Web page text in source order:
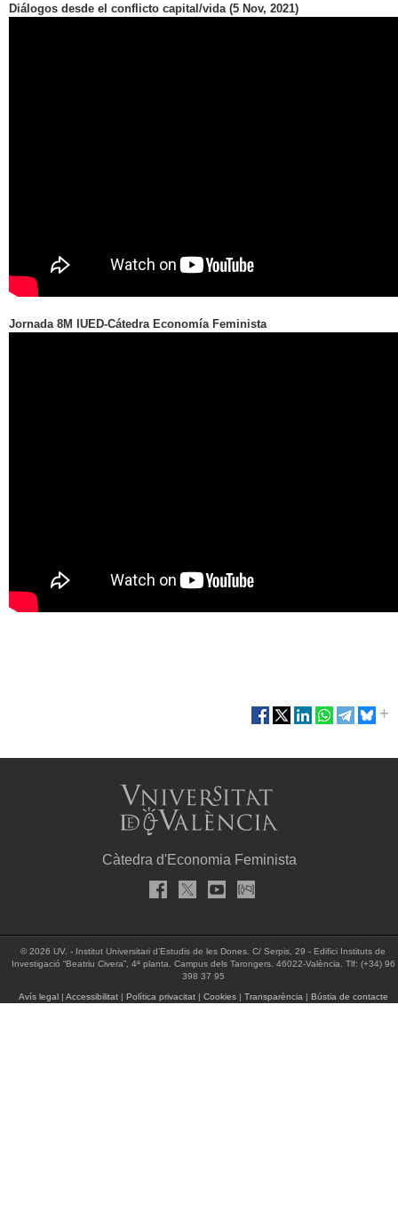
Diálogos desde el conflicto capital/vida (5 Nov, 2021)
Jornada 8M IUED-Cátedra Economía Feminista
Càtedra d'Economia Feminista
© 2026 UV. - Institut Universitari d’Estudis de les Dones. C/ Serpis, 29 - Edifici Instituts de
Investigació “Beatriu Civera”, 4ª planta. Campus dels Tarongers. 46022-València. Tlf: (+34) 96
398 37 95
Avís legal| Accessibilitat| Política privacitat| Cookies| Transparència | Bústia de contacte